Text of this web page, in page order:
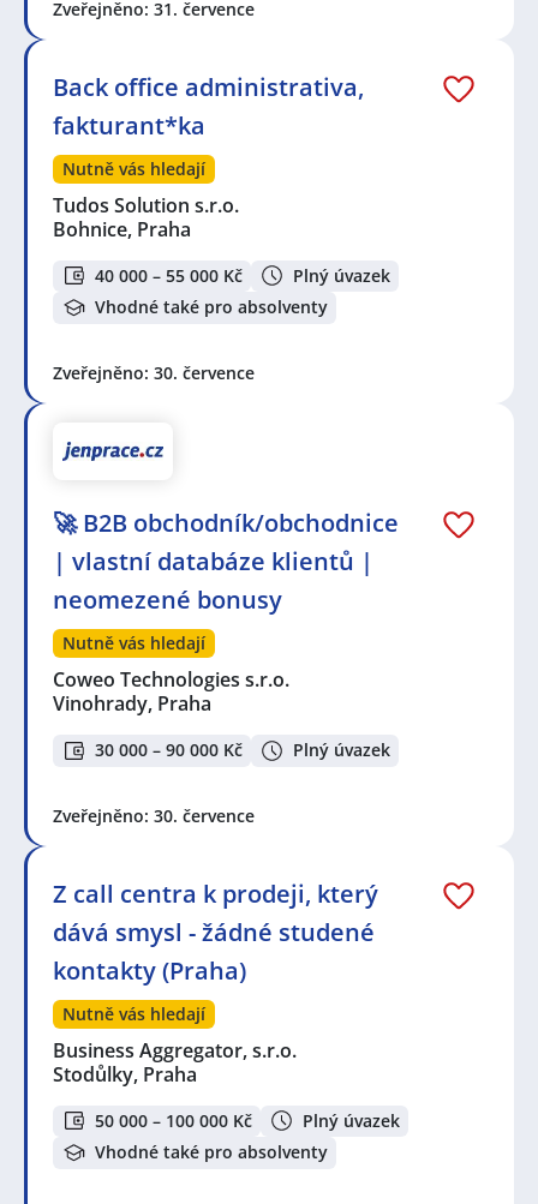
Zveřejněno: 31. července
Back office administrativa,
fakturant*ka
Nutně vás hledají
Tudos Solution s.r.o.
Bohnice, Praha
40 000 – 55 000 Kč
Plný úvazek
Vhodné také pro absolventy
Zveřejněno: 30. července
🚀 B2B obchodník/obchodnice
| vlastní databáze klientů |
neomezené bonusy
Nutně vás hledají
Coweo Technologies s.r.o.
Vinohrady, Praha
30 000 – 90 000 Kč Plný úvazek
Zveřejněno: 30. července
Z call centra k prodeji, který
dává smysl - žádné studené
kontakty (Praha)
Nutně vás hledají
Business Aggregator, s.r.o.
Stodůlky, Praha
50 000 – 100 000 Kč
Plný úvazek
Vhodné také pro absolventy